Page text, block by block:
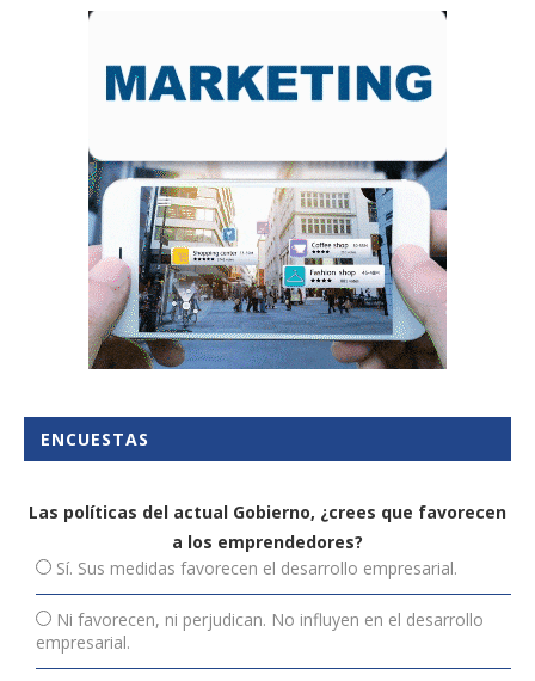
ENCUESTAS
Las políticas del actual Gobierno, ¿crees que favorecen
a los emprendedores?
Sí. Sus medidas favorecen el desarrollo empresarial.
Ni favorecen, ni perjudican. No influyen en el desarrollo
empresarial.